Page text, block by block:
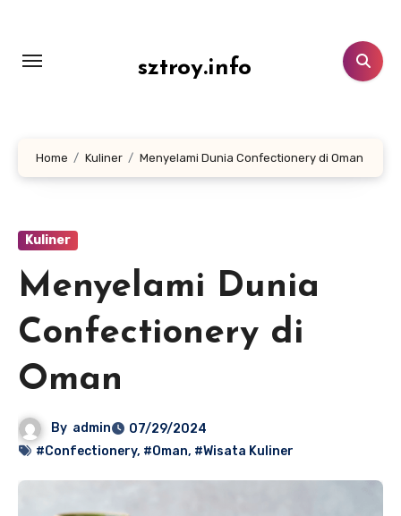
konten
sztroy.info
Home Kuliner Menyelami Dunia Confectionery di Oman
Kuliner
Menyelami Dunia
Confectionery di
Oman
By admin
07/29/2024
#Confectionery, #Oman, #Wisata Kuliner